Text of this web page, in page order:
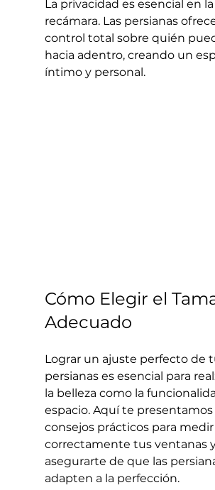
La privacidad es esencial en la
recámara. Las persianas
control total sobre quién
hacia adentro, creando un
íntimo y personal.
Cómo Elegir el
Adecuado
Lograr un ajuste perfecto de
persianas es esencial para
la belleza como la
espacio. Aquí te
consejos prácticos para medir
correctamente tus ventanas
asegurarte de que las
adapten a la perfección.